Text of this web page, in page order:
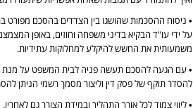
• ניסוח ההסכמות שהושגו בין הצדדים בהסכם מפורט
על ידי עו"ד הבקיא בדיני משפחה וחוזים, באופן
משמעותית את החשש להיקלע למחלוקות עתידיות.
• עם הגעה להסכם תעשה פניה לבית המשפט על
להסדר תוקף של פסק דין וליצור מסמך רשמי הניתן
• ליווי צמוד לכל אורך התהליך ובמידת הצורך גם לאחריו.